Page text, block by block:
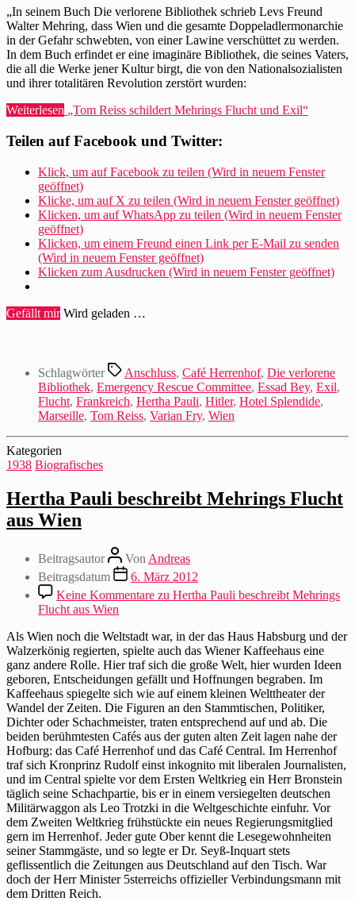
„In seinem Buch Die verlorene Bibliothek schrieb Levs Freund
Walter Mehring, dass Wien und die gesamte Doppeladlermonarchie
in der Gefahr schwebten, von einer Lawine verschüttet zu werden.
In dem Buch erfindet er eine imaginäre Bibliothek, die seines Vaters,
die all die Werke jener Kultur birgt, die von den Nationalsozialisten
und ihrer totalitären Revolution zerstört wurden:
Weiterlesen „Tom Reiss schildert Mehrings Flucht und Exil“
Teilen auf Facebook und Twitter:
Klick, um auf Facebook zu teilen (Wird in neuem Fenster
geöffnet)
Klicke, um auf X zu teilen (Wird in neuem Fenster geöffnet)
Klicken, um auf WhatsApp zu teilen (Wird in neuem Fenster
geöffnet)
Klicken, um einem Freund einen Link per E-Mail zu senden
(Wird in neuem Fenster geöffnet)
Klicken zum Ausdrucken (Wird in neuem Fenster geöffnet)
Gefällt mir Wird geladen …
Schlagwörter Anschluss, Café Herrenhof, Die verlorene
Bibliothek, Emergency Rescue Committee, Essad Bey, Exil,
Flucht, Frankreich, Hertha Pauli, Hitler, Hotel Splendide,
Marseille, Tom Reiss, Varian Fry, Wien
Kategorien
1938 Biografisches
Hertha Pauli beschreibt Mehrings Flucht
aus Wien
Beitragsautor Von Andreas
Beitragsdatum
6. März 2012
Keine Kommentare zu Hertha Pauli beschreibt Mehrings
Flucht aus Wien
Als Wien noch die Weltstadt war, in der das Haus Habsburg und der
Walzerkönig regierten, spielte auch das Wiener Kaffeehaus eine
ganz andere Rolle. Hier traf sich die große Welt, hier wurden Ideen
geboren, Entscheidungen gefällt und Hoffnungen begraben. Im
Kaffeehaus spiegelte sich wie auf einem kleinen Welttheater der
Wandel der Zeiten. Die Figuren an den Stammtischen, Politiker,
Dichter oder Schachmeister, traten entsprechend auf und ab. Die
beiden berühmtesten Cafés aus der guten alten Zeit lagen nahe der
Hofburg: das Café Herrenhof und das Café Central. Im Herrenhof
traf sich Kronprinz Rudolf einst inkognito mit liberalen Journalisten,
und im Central spielte vor dem Ersten Weltkrieg ein Herr Bronstein
täglich seine Schachpartie, bis er in einem versiegelten deutschen
Militärwaggon als Leo Trotzki in die Weltgeschichte einfuhr. Vor
dem Zweiten Weltkrieg frühstückte ein neues Regierungsmitglied
gern im Herrenhof. Jeder gute Ober kennt die Lesegewohnheiten
seiner Stammgäste, und so legte er Dr. Seyß-Inquart stets
geflissentlich die Zeitungen aus Deutschland auf den Tisch. War
doch der Herr Minister 5sterreichs offizieller Verbindungsmann mit
dem Dritten Reich.